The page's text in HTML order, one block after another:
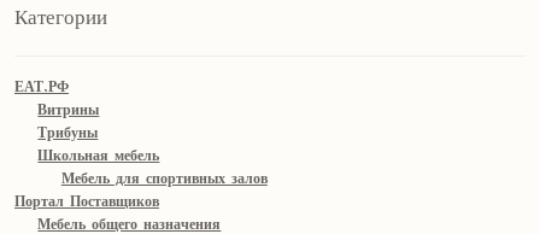
Категории
ЕАТ.РФ
Витрины
Трибуны
Школьная мебель
Мебель для спортивных залов
Портал Поставщиков
Мебель общего назначения